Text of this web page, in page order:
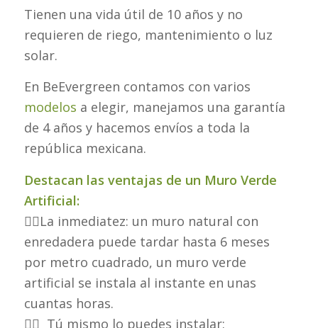
Tienen una vida útil de 10 años y no
requieren de riego, mantenimiento o luz
solar.
En BeEvergreen contamos con varios
modelos a elegir, manejamos una garantía
de 4 años y hacemos envíos a toda la
república mexicana.
Destacan las ventajas de un Muro Verde
Artificial:
👉🏼La inmediatez: un muro natural con
enredadera puede tardar hasta 6 meses
por metro cuadrado, un muro verde
artificial se instala al instante en unas
cuantas horas.
👉🏼 Tú mismo lo puedes instalar: